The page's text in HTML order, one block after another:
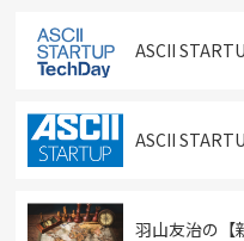
ASCII
ASCII
羽山友治の【